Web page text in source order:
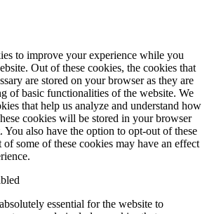
to improve your experience while you
Out of these cookies, the cookies that
are stored on your browser as they are
of basic functionalities of the website. We
that help us analyze and understand how
cookies will be stored in your browser
also have the option to opt-out of these
some of these cookies may have an effect
essential for the website to